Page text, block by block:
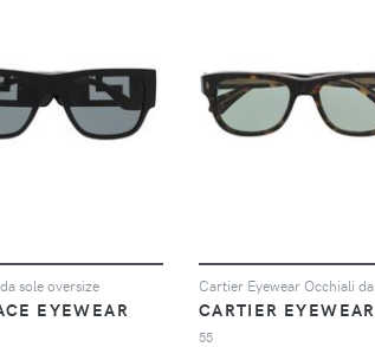
sole oversize
EYEWEAR CARTIER EYEWEAR
55